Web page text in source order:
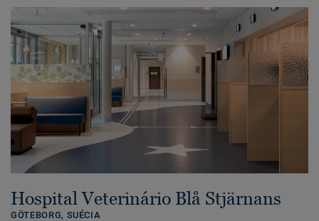
Hospital Veterinário Blå Stjärnans
GÖTEBORG, SUÉCIA